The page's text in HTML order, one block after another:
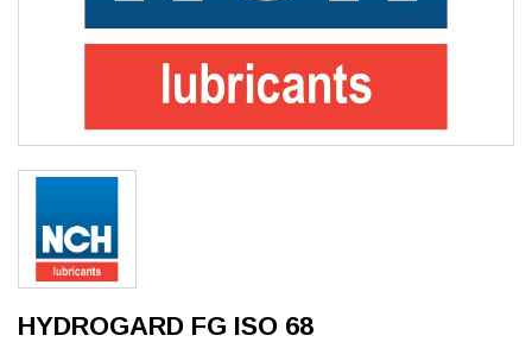
HYDROGARD FG ISO 68